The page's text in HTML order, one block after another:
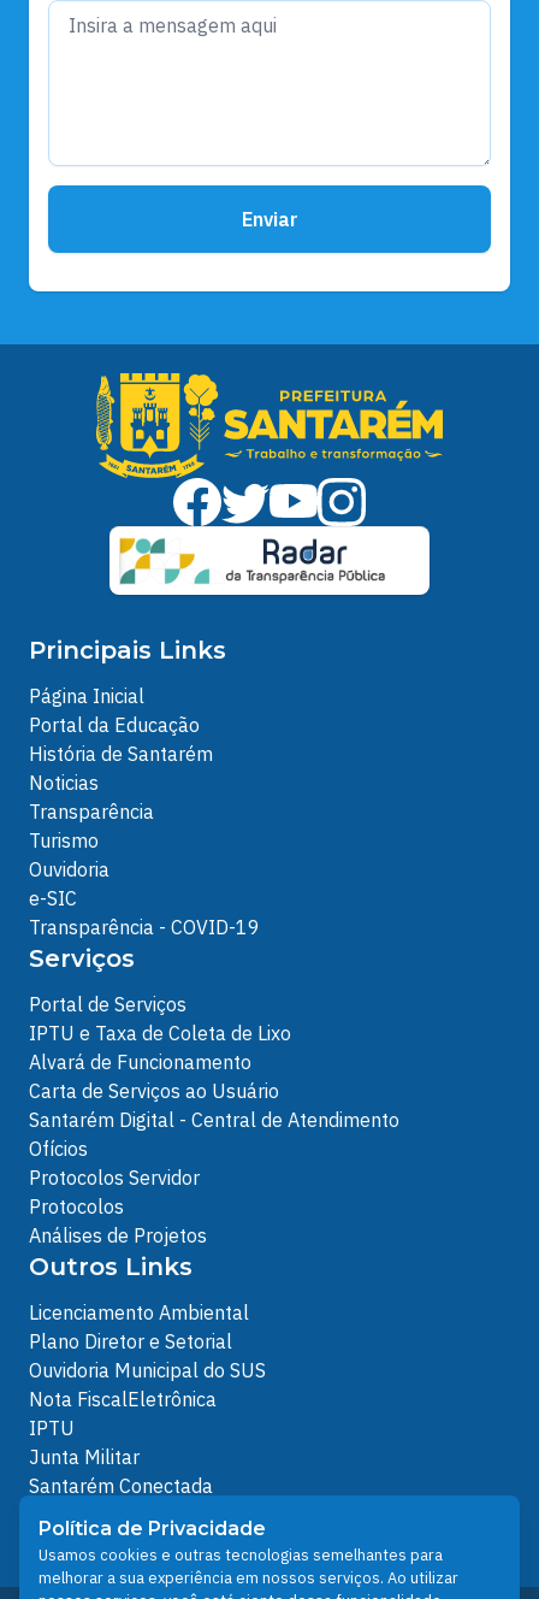
Enviar
Principais Links
Página Inicial
Portal da Educação
História de Santarém
Noticias
Transparência
Turismo
Ouvidoria
e-SIC
Transparência - COVID-19
Serviços
Portal de Serviços
IPTU e Taxa de Coleta de Lixo
Alvará de Funcionamento
Carta de Serviços ao Usuário
Santarém Digital - Central de Atendimento
Ofícios
Protocolos Servidor
Protocolos
Análises de Projetos
Outros Links
Licenciamento Ambiental
Plano Diretor e Setorial
Ouvidoria Municipal do SUS
Nota FiscalEletrônica
IPTU
Junta Militar
Santarém Conectada
Política de Privacidade
People illustrations by Storyset
Política de Privacidade
Usamos cookies e outras tecnologias semelhantes para
melhorar a sua experiência em nossos serviços. Ao utilizar